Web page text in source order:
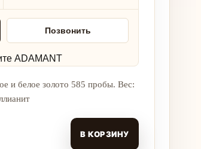
Позвонить
ADAMANT
и белое золото 585 пробы. Вес:
В КОРЗИНУ